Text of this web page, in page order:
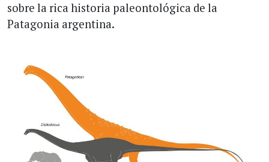
sobre la rica historia paleontológica de la
Patagonia argentina.